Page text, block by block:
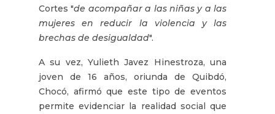
Cortes "de acompañar a las niñas y a las
mujeres en reducir la violencia y las
brechas de desigualdad".
A su vez, Yulieth Javez Hinestroza, una
joven de 16 años, oriunda de Quibdó,
Chocó, afirmó que este tipo de eventos
permite evidenciar la realidad social que